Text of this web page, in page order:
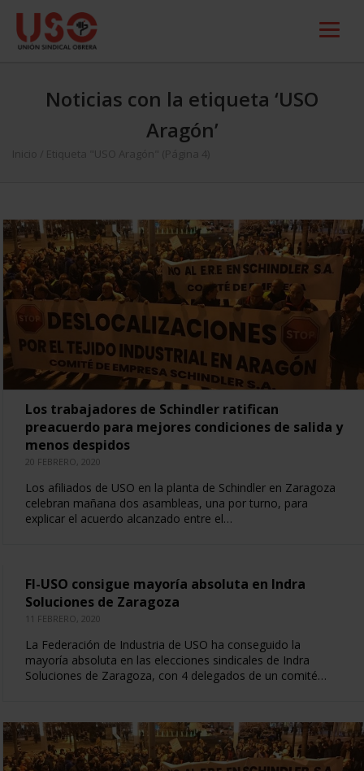
Noticias con la etiqueta ‘USO
Aragón’
Inicio Etiqueta "USO Aragón" (Página 4)
Los trabajadores de Schindler ratifican
preacuerdo para mejores condiciones de salida y
menos despidos
20 FEBRERO, 2020
Los afiliados de USO en la planta de Schindler en Zaragoza
celebran mañana dos asambleas, una por turno, para
explicar el acuerdo alcanzado entre el…
FI-USO consigue mayoría absoluta en Indra
Soluciones de Zaragoza
11 FEBRERO, 2020
La Federación de Industria de USO ha conseguido la
mayoría absoluta en las elecciones sindicales de Indra
Soluciones de Zaragoza, con 4 delegados de un comité…